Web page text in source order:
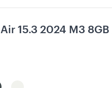
15.3 2024 M3